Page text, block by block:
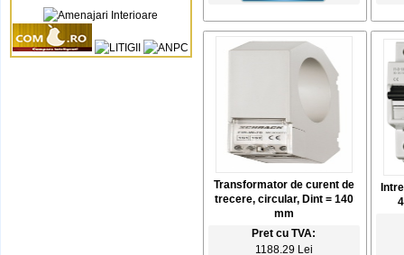
Transformator de curent de
trecere, circular, Dint = 140
mm
Pret cu TVA:
1188.29 Lei